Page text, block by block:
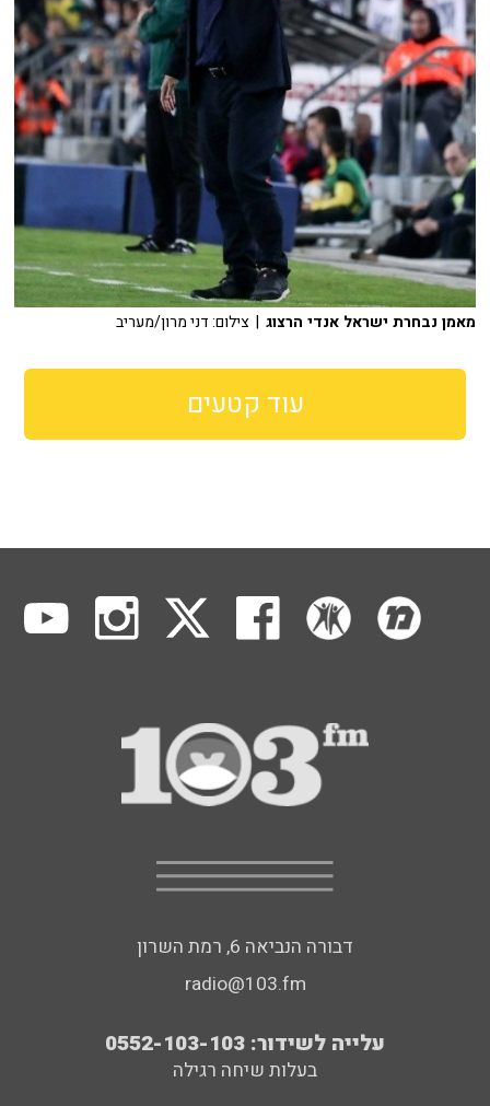
מאמן נבחרת ישראל אנדי הרצוג | צילום: דני מרון/מעריב
עוד קטעים
דבורה הנביאה 6, רמת השרון
radio@103.fm
עלייה לשידור: 0552-103-103
בעלות שיחה רגילה